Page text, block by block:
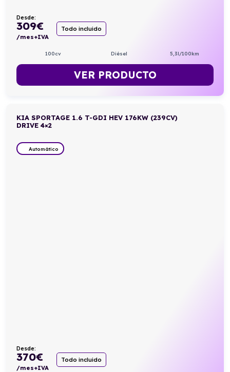
Desde:
309€
/mes+IVA
Todo incluido
100cv Diésel 5,3l/100km
VER PRODUCTO
KIA SPORTAGE 1.6 T-GDI HEV 176KW (239CV)
DRIVE 4×2
Automático
Desde:
370€
/mes+IVA
Todo incluido